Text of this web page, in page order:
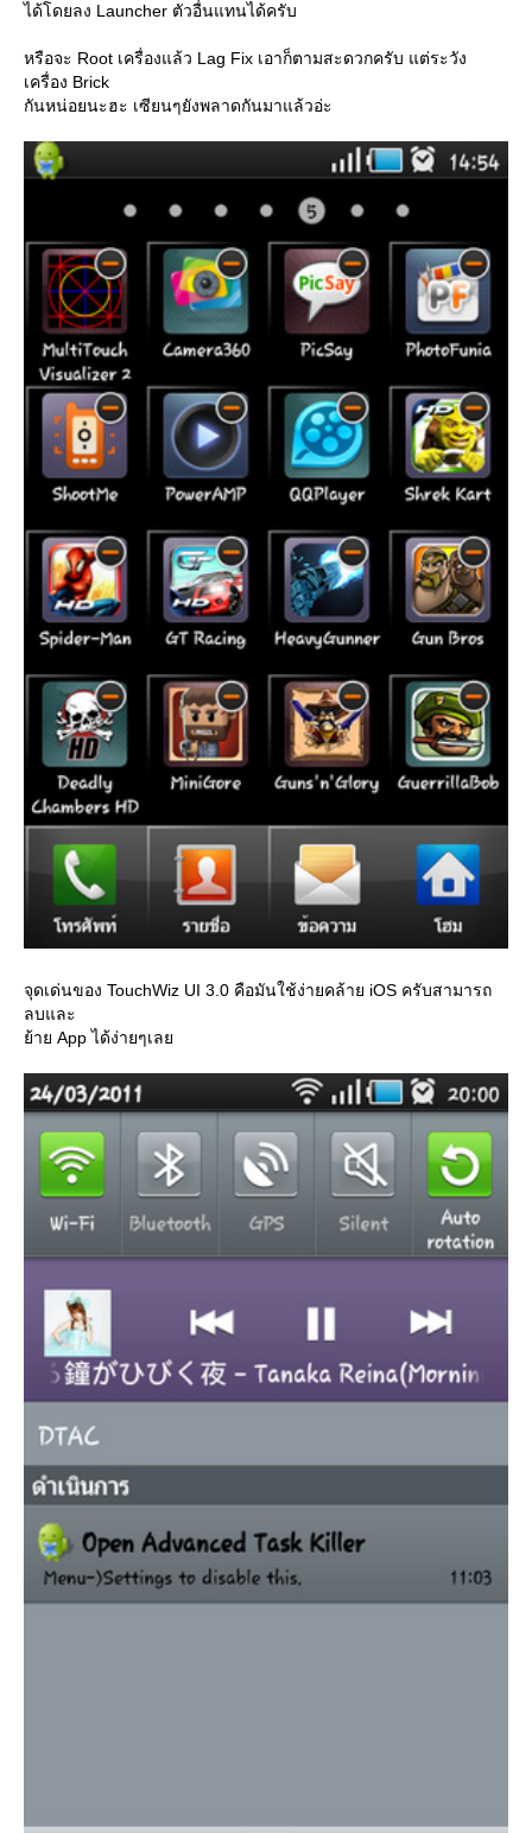
ได้โดยลง Launcher ตัวอื่นแทนได้ครับ
หรือจะ Root เครื่องแล้ว Lag Fix เอาก็ตามสะดวกครับ แต่ระวัง
เครื่อง Brick
กันหน่อยนะฮะ เซียนๆยังพลาดกันมาแล้วอ่ะ
จุดเด่นของ TouchWiz UI 3.0 คือมันใช้ง่ายคล้าย iOS ครับสามารถ
ลบและ
้าย App ได้ง่ายๆเล